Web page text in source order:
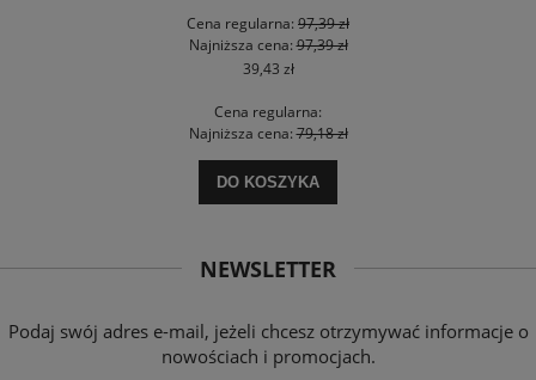
Cena regularna: 97,39 zł
Najniższa cena:97,39 zł
39,43 zł
Cena regularna:
Najniższa cena:79,18 zł
DO KOSZYKA
NEWSLETTER
Podaj swój adres e-mail, jeżeli chcesz otrzymywać informacje o
nowościach i promocjach.